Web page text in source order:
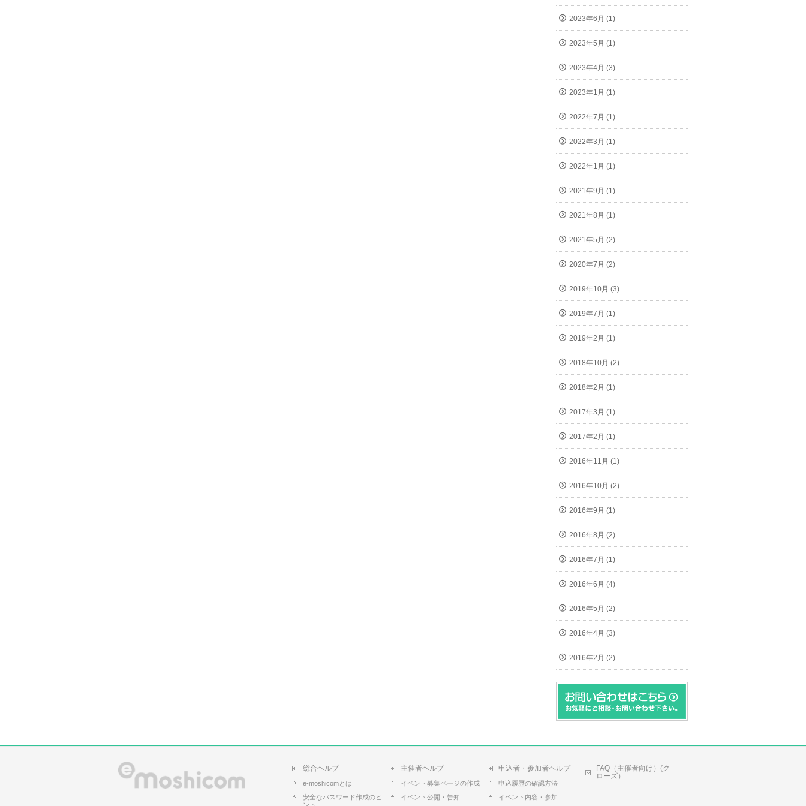
2023年6月 (1)
2023年5月 (1)
2023年4月 (3)
2023年1月 (1)
2022年7月 (1)
2022年3月 (1)
2022年1月 (1)
2021年9月 (1)
2021年8月 (1)
2021年5月 (2)
2020年7月 (2)
2019年10月 (3)
2019年7月 (1)
2019年2月 (1)
2018年10月 (2)
2018年2月 (1)
2017年3月 (1)
2017年2月 (1)
2016年11月 (1)
2016年10月 (2)
2016年9月 (1)
2016年8月 (2)
2016年7月 (1)
2016年6月 (4)
2016年5月 (2)
2016年4月 (3)
2016年2月 (2)
総合ヘルプ
e-moshicomとは
安全なパスワード作成のヒ
主催者ヘルプ
イベント募集ページの作成
イベント公開・告知
申込者・参加者ヘルプ
申込履歴の確認方法
イベント内容・参加
FAQ（主催者向け）(ク
ローズ）